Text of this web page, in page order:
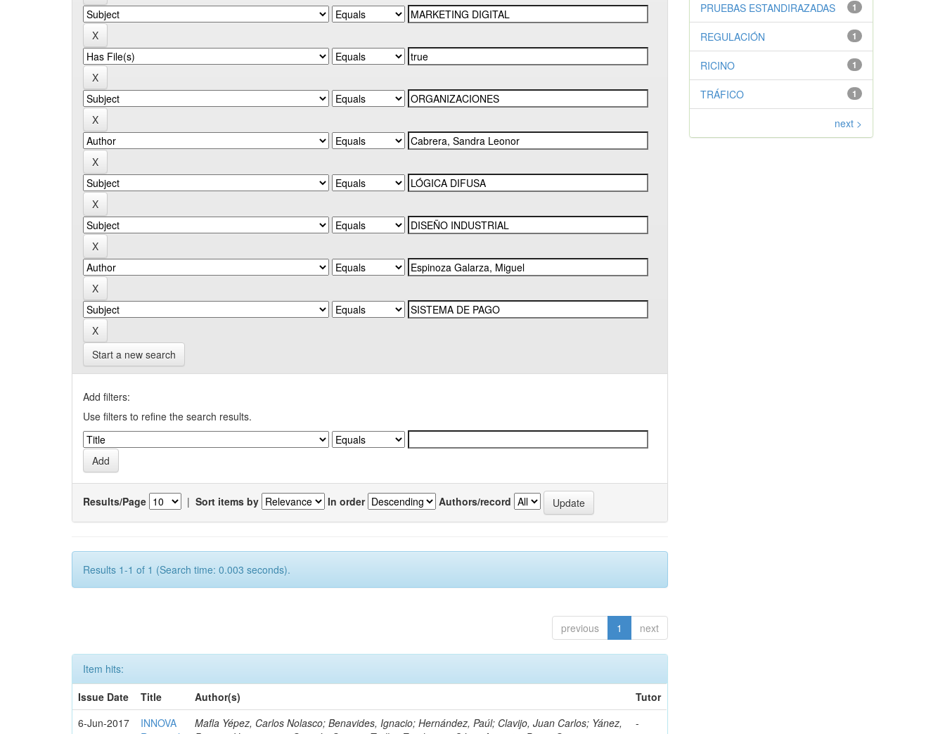
Start a new search
Add filters:
Use filters to refine the search results.
Results/Page | Sort items by In order Authors/record
Results 1-1 of 1 (Search time: 0.003 seconds).
previous 1 next
Item hits:
Issue Date
Title Author(s)
Tutor
6-Jun-2017
INNOVA
Mafla Yépez, Carlos Nolasco; Benavides, Ignacio; Hernández, Paúl; Clavijo, Juan Carlos; Yánez,
-
1
PRUEBAS ESTANDIRAZADAS
1
REGULACIÓN
1
RICINO
1
TRÁFICO
next >